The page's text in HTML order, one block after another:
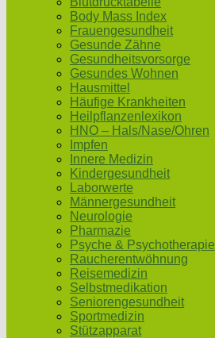
Body Mass Index
Frauengesundheit
Gesunde Zähne
Gesundheitsvorsorge
Gesundes Wohnen
Hausmittel
Häufige Krankheiten
Heilpflanzenlexikon
HNO – Hals/Nase/Ohren
Impfen
Innere Medizin
Kindergesundheit
Laborwerte
Männergesundheit
Neurologie
Pharmazie
Psyche & Psychotherapie
Raucherentwöhnung
Reisemedizin
Selbstmedikation
Seniorengesundheit
Sportmedizin
Stützapparat